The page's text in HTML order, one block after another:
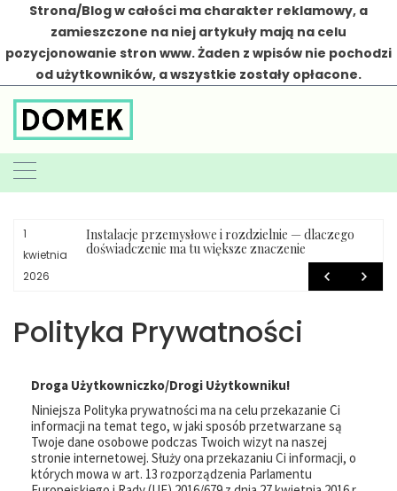
Strona/Blog w całości ma charakter reklamowy, a
zamieszczone na niej artykuły mają na celu
pozycjonowanie stron www. Żaden z wpisów nie pochodzi
od użytkowników, a wszystkie zostały opłacone.
content
1
kwietnia
2026
Instalacje przemysłowe i rozdzielnie — dlaczego
doświadczenie ma tu większe znaczenie
Polityka Prywatności
Droga Użytkowniczko/Drogi Użytkowniku!
Niniejsza Polityka prywatności ma na celu przekazanie Ci
informacji na temat tego, w jaki sposób przetwarzane są
Twoje dane osobowe podczas Twoich wizyt na naszej
stronie internetowej. Służy ona przekazaniu Ci informacji, o
których mowa w art. 13 rozporządzenia Parlamentu